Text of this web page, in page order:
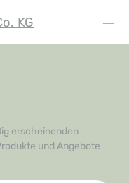
KG
erscheinenden
und Angebote